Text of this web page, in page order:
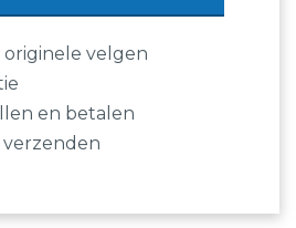
originele velgen
en betalen